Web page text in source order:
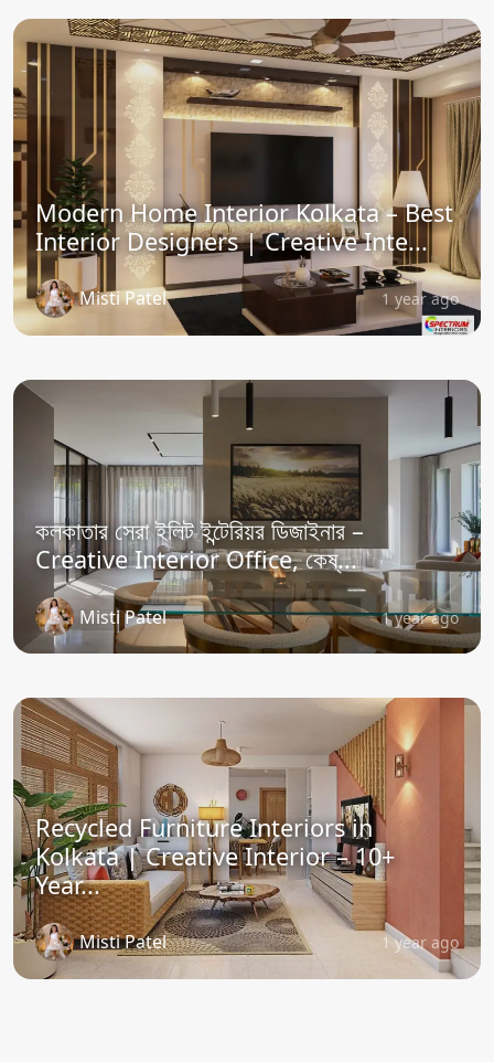
Modern Home Interior Kolkata – Best
Interior Designers | Creative Inte...
Misti Patel 1 year ago
কলকাতার সেরা ইলিট ইন্টেরিয়র ডিজাইনার –
Creative Interior Office, কেষ্...
Misti Patel 1 year ago
Recycled Furniture Interiors in
Kolkata | Creative Interior – 10+
Year...
Misti Patel 1 year ago